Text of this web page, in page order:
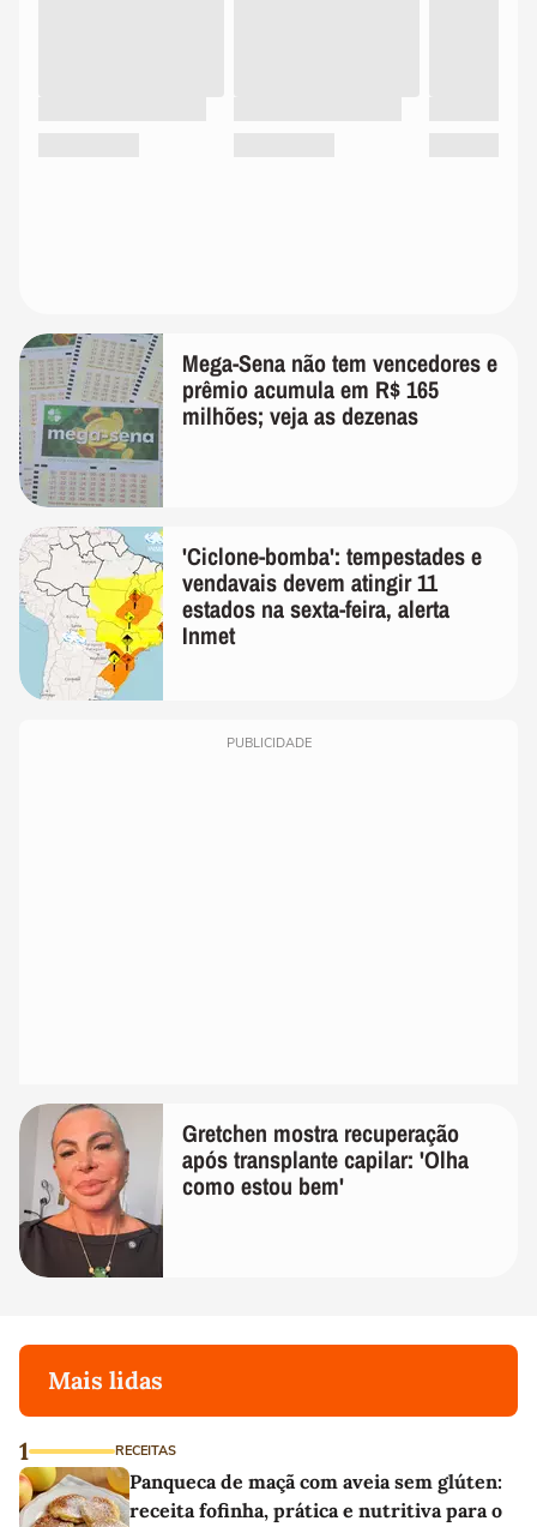
Mega-Sena não tem vencedores e
prêmio acumula em R$ 165
milhões; veja as dezenas
'Ciclone-bomba': tempestades e
vendavais devem atingir 11
estados na sexta-feira, alerta
Inmet
PUBLICIDADE
Gretchen mostra recuperação
após transplante capilar: 'Olha
como estou bem'
Mais lidas
1 RECEITAS
Panqueca de maçã com aveia sem glúten:
receita fofinha, prática e nutritiva para o